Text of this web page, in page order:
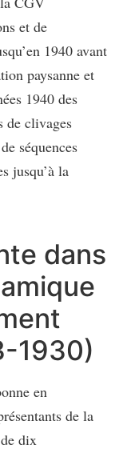
et de
1940 avant
paysanne et
1940 des
de clivages
séquences
jusqu’à la
dans
1930)
en
de la
dix